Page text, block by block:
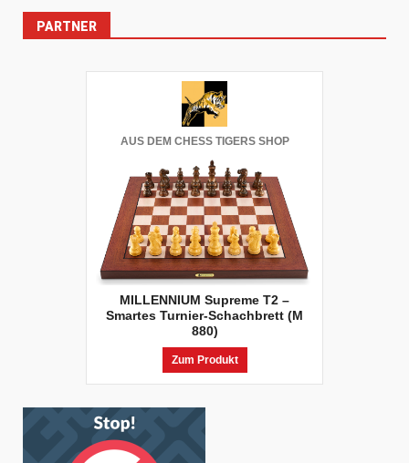
PARTNER
AUS DEM CHESS TIGERS SHOP
MILLENNIUM Supreme T2 –
Smartes Turnier-Schachbrett (M
880)
Zum Produkt